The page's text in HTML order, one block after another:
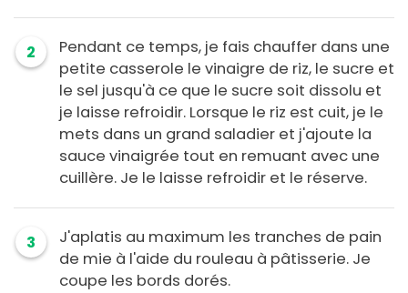
2
Pendant ce temps, je fais chauffer dans une
petite casserole le vinaigre de riz, le sucre et
le sel jusqu'à ce que le sucre soit dissolu et
je laisse refroidir. Lorsque le riz est cuit, je le
mets dans un grand saladier et j'ajoute la
sauce vinaigrée tout en remuant avec une
cuillère. Je le laisse refroidir et le réserve.
3
J'aplatis au maximum les tranches de pain
de mie à l'aide du rouleau à pâtisserie. Je
coupe les bords dorés.